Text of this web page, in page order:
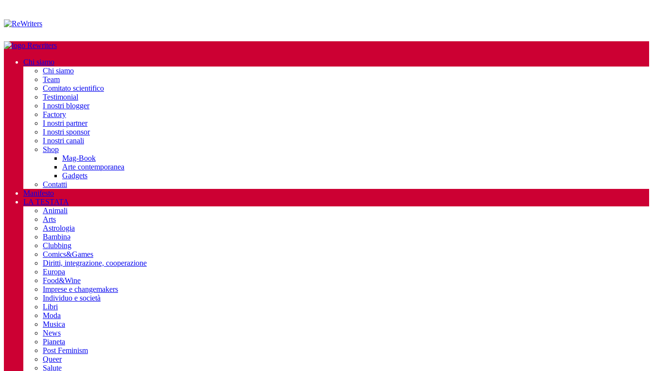
Chi siamo
Chi siamo
Team
Comitato scientifico
Testimonial
I nostri blogger
Factory
I nostri partner
I nostri sponsor
I nostri canali
Shop
Mag-Book
Arte contemporanea
Gadgets
Contatti
Manifesto
LA TESTATA
Animali
Arts
Astrologia
Bambinə
Clubbing
Comics&Games
Diritti, integrazione, cooperazione
Europa
Food&Wine
Imprese e changemakers
Individuo e società
Libri
Moda
Musica
News
Pianeta
Post Feminism
Queer
Salute